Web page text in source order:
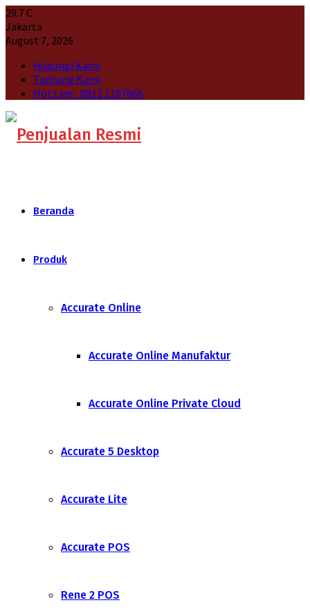
29.7C
Jakarta
August 7, 2026
Hubungi Kami
Tantang Kami
Hot Line : 0812 1107666
Beranda
Produk
Accurate Online
Accurate Online Manufaktur
Accurate Online Private Cloud
Accurate 5 Desktop
Accurate Lite
Accurate POS
Rene 2 POS